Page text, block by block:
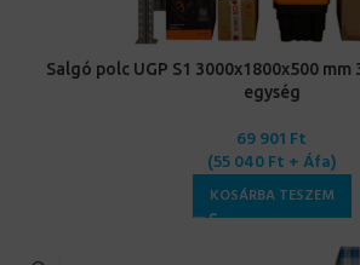
Salgó polc UGP S1 3000x1800x500
egység
69 901 Ft
(55 040Ft + Áfa)
KOSÁRBA TESZEM